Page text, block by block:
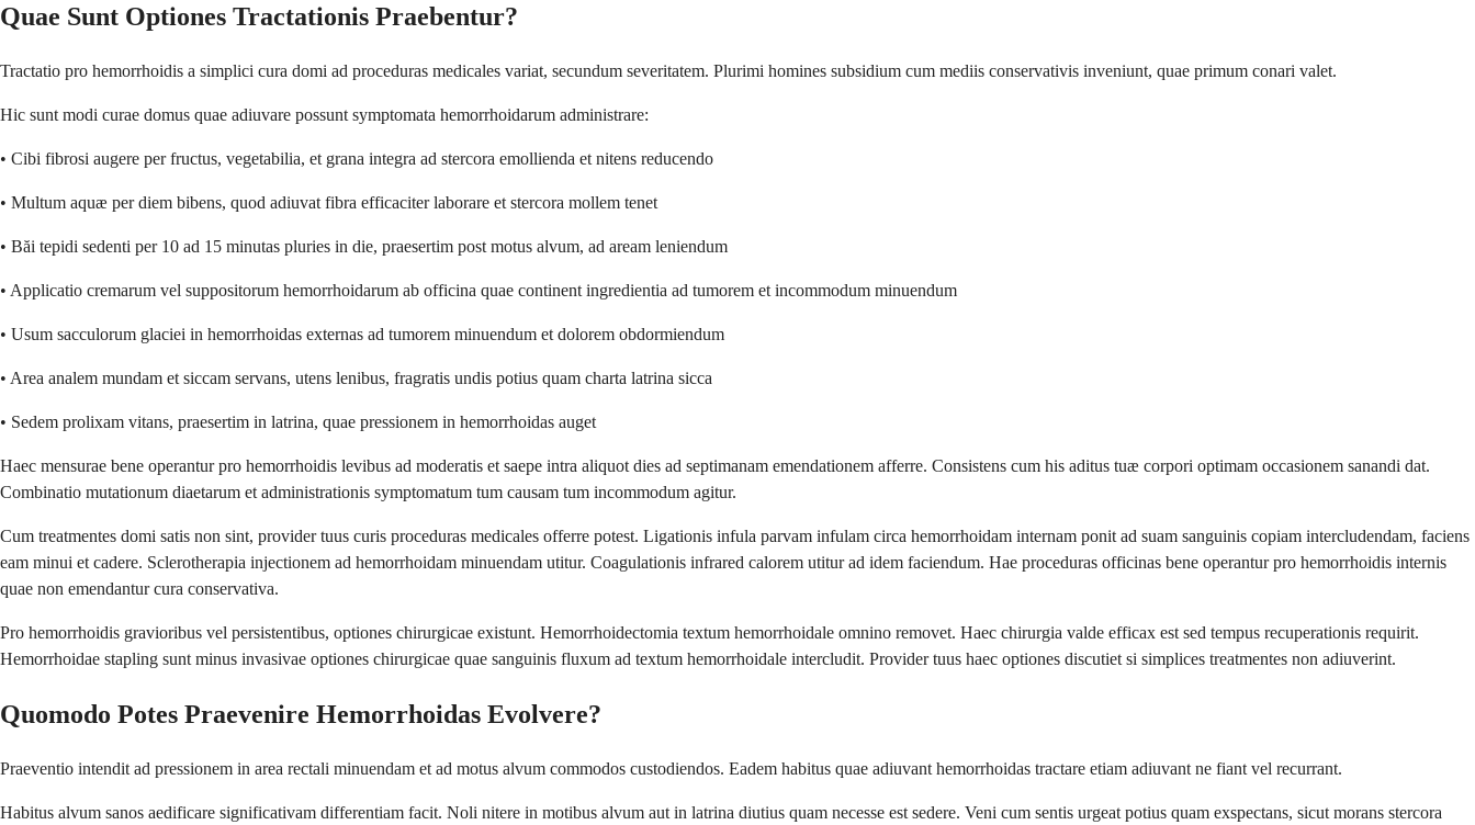
Quae Sunt Optiones Tractationis Praebentur?
Tractatio pro hemorrhoidis a simplici cura domi ad proceduras medicales variat, secundum severitatem. Plurimi homines subsidium cum mediis conservativis inveniunt, quae primum conari valet.
Hic sunt modi curae domus quae adiuvare possunt symptomata hemorrhoidarum administrare:
• Cibi fibrosi augere per fructus, vegetabilia, et grana integra ad stercora emollienda et nitens reducendo
• Multum aquæ per diem bibens, quod adiuvat fibra efficaciter laborare et stercora mollem tenet
• Băi tepidi sedenti per 10 ad 15 minutas pluries in die, praesertim post motus alvum, ad aream leniendum
• Applicatio cremarum vel suppositorum hemorrhoidarum ab officina quae continent ingredientia ad tumorem et incommodum minuendum
• Usum sacculorum glaciei in hemorrhoidas externas ad tumorem minuendum et dolorem obdormiendum
• Area analem mundam et siccam servans, utens lenibus, fragratis undis potius quam charta latrina sicca
• Sedem prolixam vitans, praesertim in latrina, quae pressionem in hemorrhoidas auget
Haec mensurae bene operantur pro hemorrhoidis levibus ad moderatis et saepe intra aliquot dies ad septimanam emendationem afferre. Consistens cum his aditus tuæ corpori optimam occasionem sanandi dat.
Combinatio mutationum diaetarum et administrationis symptomatum tum causam tum incommodum agitur.
Cum treatmentes domi satis non sint, provider tuus curis proceduras medicales offerre potest. Ligationis infula parvam infulam circa hemorrhoidam internam ponit ad suam sanguinis copiam intercludendam, faciens
eam minui et cadere. Sclerotherapia injectionem ad hemorrhoidam minuendam utitur. Coagulationis infrared calorem utitur ad idem faciendum. Hae proceduras officinas bene operantur pro hemorrhoidis internis
quae non emendantur cura conservativa.
Pro hemorrhoidis gravioribus vel persistentibus, optiones chirurgicae existunt. Hemorrhoidectomia textum hemorrhoidale omnino removet. Haec chirurgia valde efficax est sed tempus recuperationis requirit.
Hemorrhoidae stapling sunt minus invasivae optiones chirurgicae quae sanguinis fluxum ad textum hemorrhoidale intercludit. Provider tuus haec optiones discutiet si simplices treatmentes non adiuverint.
Quomodo Potes Praevenire Hemorrhoidas Evolvere?
Praeventio intendit ad pressionem in area rectali minuendam et ad motus alvum commodos custodiendos. Eadem habitus quae adiuvant hemorrhoidas tractare etiam adiuvant ne fiant vel recurrant.
Habitus alvum sanos aedificare significativam differentiam facit. Noli nitere in motibus alvum aut in latrina diutius quam necesse est sedere. Veni cum sentis urgeat potius quam exspectans, sicut morans stercora